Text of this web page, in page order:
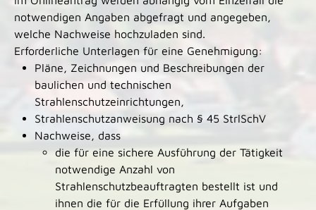
notwendigen Angaben abgefragt und angegeben,
welche Nachweise hochzuladen sind.
Erforderliche Unterlagen für eine Genehmigung:
Pläne, Zeichnungen und Beschreibungen der
baulichen und technischen
Strahlenschutzeinrichtungen,
Strahlenschutzanweisung nach § 45 StrlSchV
Nachweise, dass
die für eine sichere Ausführung der Tätigkeit
notwendige Anzahl von
Strahlenschutzbeauftragten bestellt ist und
ihnen die für die Erfüllung ihrer Aufgaben